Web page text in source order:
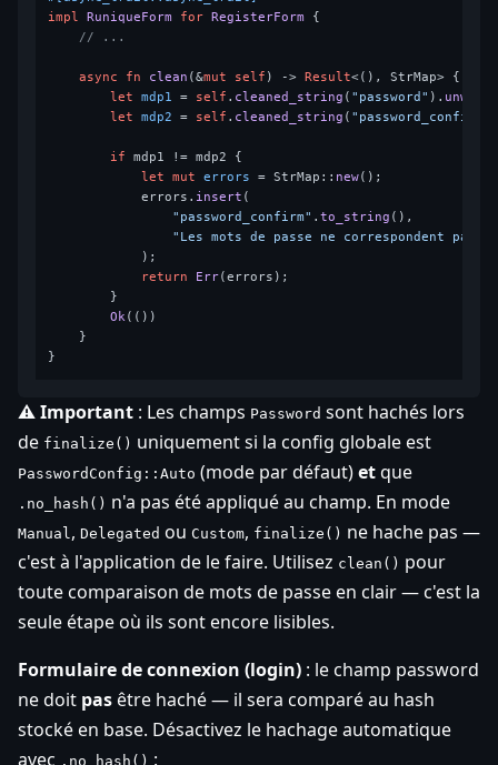
impl
RuniqueForm for RegisterForm {
// ...
async fn clean (&mut self ) -> Result<(), StrMap> {
let
mdp1 = self . cleaned_string ( "password" ).
let
mdp2 = self . cleaned_string ( "password_confirm"
if mdp1 != mdp2 {
let
mut errors = StrMap:: new();
            errors.
insert (
"password_confirm" .to_string (),
"Les mots de passe ne correspondent pas"
            );
return
Err(errors);
        }
Ok (())
    }
⚠️ Important : Les champs Password sont hachés lors
de finalize() uniquement si la config globale est
PasswordConfig::Auto (mode par défaut)etque
.no_hash() n'a pas été appliqué au champ. En mode
Manual , Delegated ou Custom, finalize() ne hache pas —
c'est à l'application de le faire. Utilisez clean() pour
toute comparaison de mots de passe en clair — c'est la
seule étape où ils sont encore lisibles.
Formulaire de connexion (login) : le champ password
ne doit pasêtre haché — il sera comparé au hash
stocké en base. Désactivez le hachage automatique
avec .no_hash() :